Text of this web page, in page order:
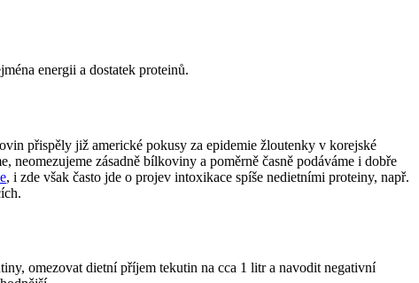
energii a dostatek proteinů.
přispěly již americké pokusy za epidemie žloutenky v korejské
zásadně bílkoviny a poměrně časně podáváme i dobře
, i zde však často jde o projev intoxikace spíše nedietními proteiny, např.
omezovat dietní příjem tekutin na cca 1 litr a navodit negativní